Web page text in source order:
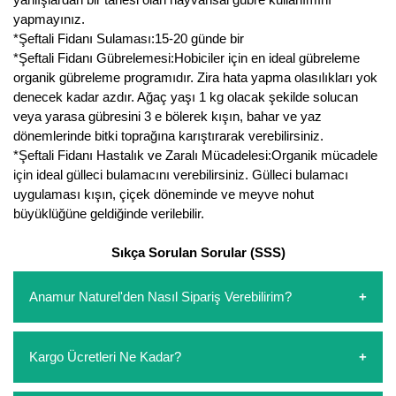
yapmayınız.
*Şeftali Fidanı Sulaması:15-20 günde bir
*Şeftali Fidanı Gübrelemesi:Hobiciler için en ideal gübreleme
organik gübreleme programıdır. Zira hata yapma olasılıkları yok
denecek kadar azdır. Ağaç yaşı 1 kg olacak şekilde solucan
veya yarasa gübresini 3 e bölerek kışın, bahar ve yaz
dönemlerinde bitki toprağına karıştırarak verebilirsiniz.
*Şeftali Fidanı Hastalık ve Zaralı Mücadelesi:Organik mücadele
için ideal gülleci bulamacını verebilirsiniz. Gülleci bulamacı
uygulaması kışın, çiçek döneminde ve meyve nohut
büyüklüğüne geldiğinde verilebilir.
Sıkça Sorulan Sorular (SSS)
Anamur Naturel'den Nasıl Sipariş Verebilirim?
oluşturarak,iletişim numaralarımızdan bizi arayarak veya
whatsapp hattımızdan bizlere isteklerinizi yazarak sipariş
Kargo Ücretleri Ne Kadar?
Yaban Mersini Fidanı
Zeytin Fidanı